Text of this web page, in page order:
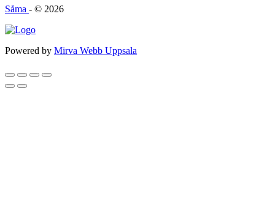
Såma - © 2026
Powered by Mirva Webb Uppsala